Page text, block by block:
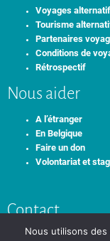
Voyages
Tourisme
Partenaires
Conditions de
Rétrospectif
Nous aider
A l’étranger
En Belgique
Faire un don
Volontariat et
Contact
+32 0492 61 32 07
Nous utilisons